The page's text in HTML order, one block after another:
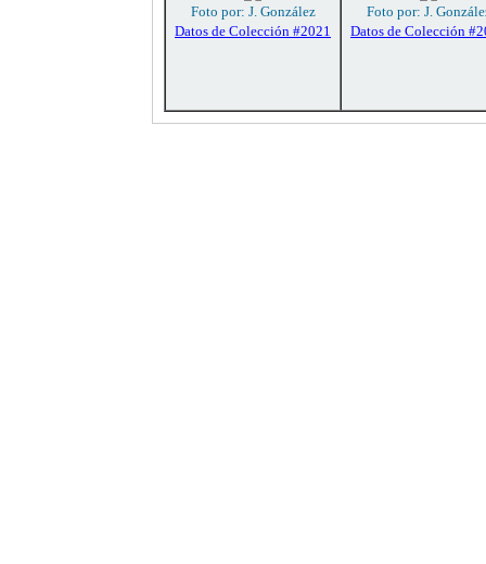
Foto por: J. González
Datos de Colección #2021
Foto por: J.
Datos de Colección